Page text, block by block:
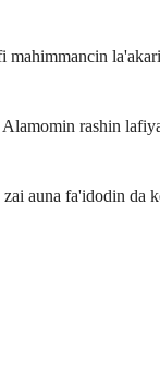
rashin
auna fa'idodin